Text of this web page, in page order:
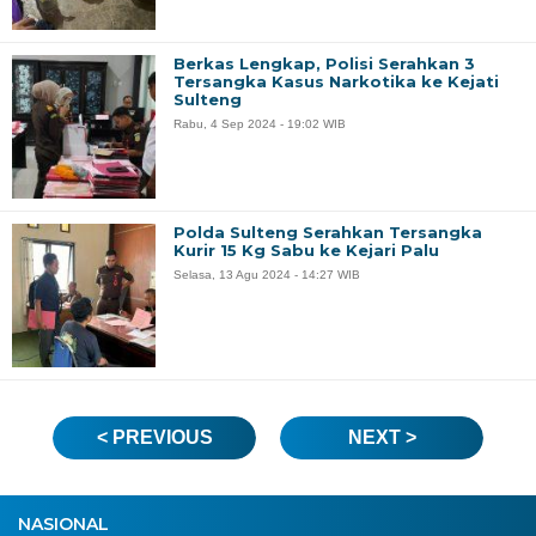
NASIONAL
Berkas Lengkap, Polisi Serahkan 3
Tersangka Kasus Narkotika ke Kejati
Sulteng
Rabu, 4 Sep 2024 - 19:02 WIB
Polda Sulteng Serahkan Tersangka
Kurir 15 Kg Sabu ke Kejari Palu
Selasa, 13 Agu 2024 - 14:27 WIB
< PREVIOUS NEXT >